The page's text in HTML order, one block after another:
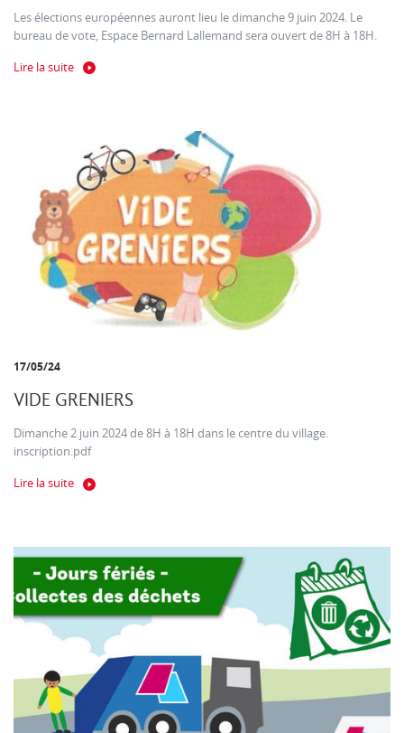
Les élections européennes auront lieu le dimanche 9 juin 2024. Le
bureau de vote, Espace Bernard Lallemand sera ouvert de 8H à 18H.
Lire la suite
17/05/24
VIDE GRENIERS
Dimanche 2 juin 2024 de 8H à 18H dans le centre du village.
inscription.pdf
Lire la suite